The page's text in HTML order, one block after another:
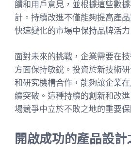
饋和用戶意見，並根據這些數
計。持續改進不僅能夠提高產
快速變化的市場中保持品牌活力
面對未來的挑戰，企業需要在
方面保持敏銳。投資於新技術
和研究機構合作，能夠讓企業
續突破。這種持續的創新和改
場競爭中立於不敗之地的重要保
開啟成功的產品設計